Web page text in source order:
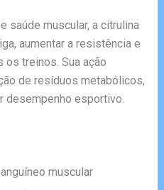
saúde muscular, a citrulina
aumentar a resistência e
os treinos. Sua ação
de resíduos metabólicos,
desempenho esportivo.
muscular